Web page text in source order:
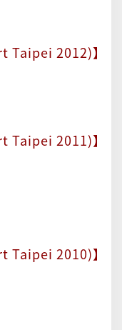
Taipei 2012)】
Taipei 2011)】
Taipei 2010)】